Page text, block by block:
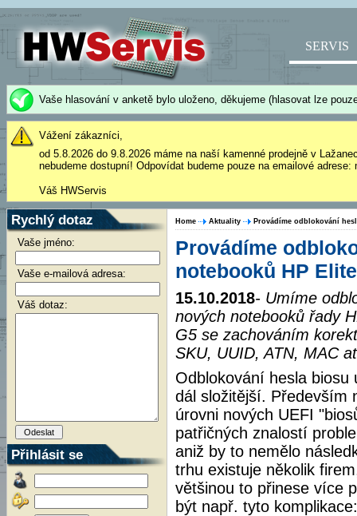
SERVIS
Vaše hlasování v anketě bylo uloženo, děkujeme (hlasovat lze
Vážení zákazníci,
od 5.8.2026 do 9.8.2026 máme na naší kamenné prodejně v
nebudeme dostupní! Odpovídat budeme pouze na emailové
Váš HWServis
Rychlý dotaz
Vaše jméno:
Vaše e-mailová adresa:
Váš dotaz:
Přihlásit se
Home Aktuality Provádíme odblokování
Provádíme
notebooků HP
15.10.2018- Umíme
nových notebooků řady
G5 se zachováním
SKU, UUID, ATN, MAC
Odblokování hesla
dál složitější. Především
úrovni nových UEFI
patřičných znalostí
aniž by to nemělo
trhu existuje několik
většinou to přinese více
být např. tyto komplikace: